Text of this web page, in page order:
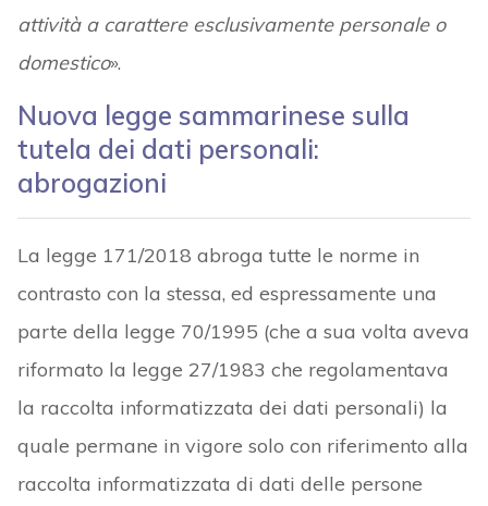
attività a carattere esclusivamente personale o
domestico».
Nuova legge sammarinese sulla
tutela dei dati personali:
abrogazioni
La legge 171/2018 abroga tutte le norme in
contrasto con la stessa, ed espressamente una
parte della legge 70/1995 (che a sua volta aveva
riformato la legge 27/1983 che regolamentava
la raccolta informatizzata dei dati personali) la
quale permane in vigore solo con riferimento alla
raccolta informatizzata di dati delle persone